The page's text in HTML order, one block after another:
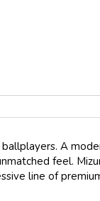
A
feel.
line of